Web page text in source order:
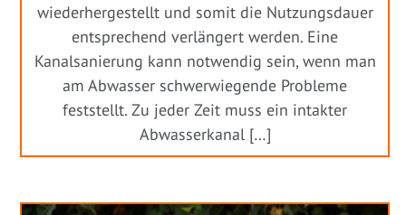
wiederhergestellt und somit die Nutzungsdauer
entsprechend verlängert werden. Eine
Kanalsanierung kann notwendig sein, wenn man
am Abwasser schwerwiegende Probleme
feststellt. Zu jeder Zeit muss ein intakter
Abwasserkanal […]